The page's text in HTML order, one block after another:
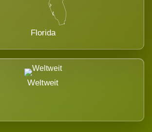
Florida
Weltweit